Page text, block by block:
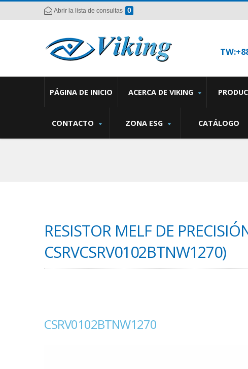
Abrir la lista de consultas 0
PÁGINA DE INICIO ACERCA DE VIKING
CONTACTO ZONA ESG CATÁLOGO
RESISTOR MELF DE
CSRVCSRV0102BTNW1270)
CSRV0102BTNW1270